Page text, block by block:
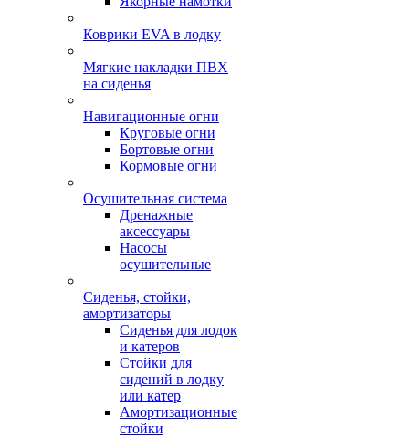
Коврики EVA в лодку
Мягкие накладки ПВХ
на сиденья
Навигационные огни
Круговые огни
Бортовые огни
Кормовые огни
Осушительная система
Дренажные
аксессуары
Насосы
осушительные
Сиденья, стойки,
амортизаторы
Сиденья для лодок
и катеров
Стойки для
сидений в лодку
или катер
Амортизационные
стойки